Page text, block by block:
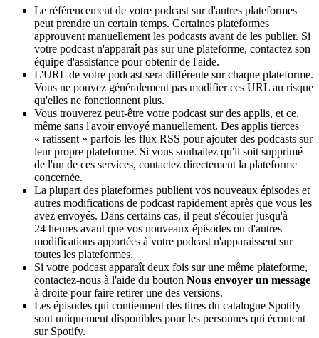
Le référencement de votre podcast sur d'autres plateformes
peut prendre un certain temps. Certaines plateformes
approuvent manuellement les podcasts avant de les publier. Si
votre podcast n'apparaît pas sur une plateforme, contactez son
équipe d'assistance pour obtenir de l'aide.
L'URL de votre podcast sera différente sur chaque plateforme.
Vous ne pouvez généralement pas modifier ces URL au risque
qu'elles ne fonctionnent plus.
Vous trouverez peut-être votre podcast sur des applis, et ce,
même sans l'avoir envoyé manuellement. Des applis tierces
« ratissent » parfois les flux RSS pour ajouter des podcasts sur
leur propre plateforme. Si vous souhaitez qu'il soit supprimé
de l'un de ces services, contactez directement la plateforme
concernée.
La plupart des plateformes publient vos nouveaux épisodes et
autres modifications de podcast rapidement après que vous les
avez envoyés. Dans certains cas, il peut s'écouler jusqu'à
24 heures avant que vos nouveaux épisodes ou d'autres
modifications apportées à votre podcast n'apparaissent sur
toutes les plateformes.
Si votre podcast apparaît deux fois sur une même plateforme,
contactez-nous à l'aide du bouton Nous envoyer un message
à droite pour faire retirer une des versions.
Les épisodes qui contiennent des titres du catalogue Spotify
sont uniquement disponibles pour les personnes qui écoutent
sur Spotify.